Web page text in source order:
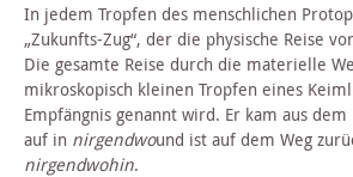
In jedem Tropfen des menschlichen
„Zukunfts-Zug“, der die physische Reise
Die gesamte Reise durch die materielle
mikroskopisch kleinen Tropfen eines
Empfängnis genannt wird. Er kam aus dem
auf in nirgendwound ist auf dem Weg
nirgendwohin.